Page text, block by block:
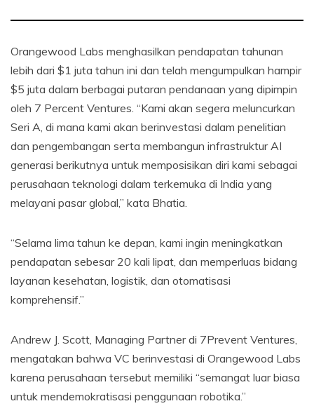
Orangewood Labs menghasilkan pendapatan tahunan
lebih dari $1 juta tahun ini dan telah mengumpulkan hampir
$5 juta dalam berbagai putaran pendanaan yang dipimpin
oleh 7 Percent Ventures. “Kami akan segera meluncurkan
Seri A, di mana kami akan berinvestasi dalam penelitian
dan pengembangan serta membangun infrastruktur AI
generasi berikutnya untuk memposisikan diri kami sebagai
perusahaan teknologi dalam terkemuka di India yang
melayani pasar global,” kata Bhatia.
“Selama lima tahun ke depan, kami ingin meningkatkan
pendapatan sebesar 20 kali lipat, dan memperluas bidang
layanan kesehatan, logistik, dan otomatisasi
komprehensif.”
Andrew J. Scott, Managing Partner di 7Prevent Ventures,
mengatakan bahwa VC berinvestasi di Orangewood Labs
karena perusahaan tersebut memiliki “semangat luar biasa
untuk mendemokratisasi penggunaan robotika.”